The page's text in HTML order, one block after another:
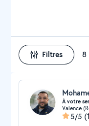
Filtres 8
À votre
Valence
5/5